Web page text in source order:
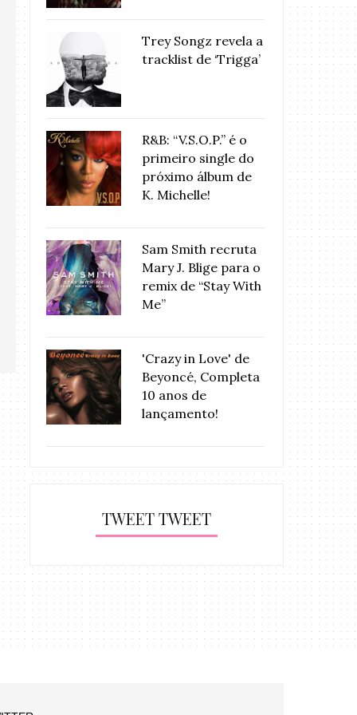
Trey Songz revela a
tracklist de ‘Trigga’
R&B: “V.S.O.P.” é o
primeiro single do
próximo álbum de
K. Michelle!
Sam Smith recruta
Mary J. Blige para o
remix de “Stay With
Me”
'Crazy in Love' de
Beyoncé, Completa
10 anos de
lançamento!
TWEET TWEET